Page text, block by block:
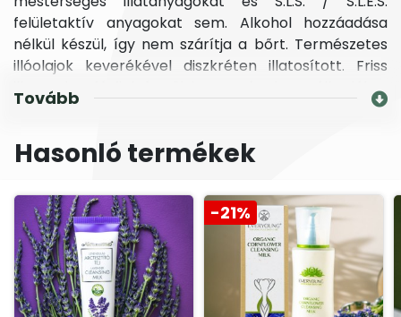
felületaktív anyagokat sem. Alkohol hozzáadása
nélkül készül, így nem szárítja a bőrt. Természetes
illóolajok keverékével diszkréten illatosított. Friss
illata miatt férfiak és nők is egyaránt használhatják.
felkenünk, majd bő vízzel leöblítjük 1-2 percen belül.
Tovább
Hasonló termékek
-21%